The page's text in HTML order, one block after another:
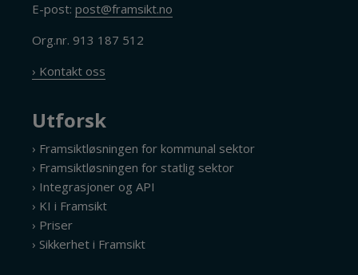
E-post:post@framsikt.no
Org.nr. 913 187 512
› Kontakt oss
Utforsk
› Framsiktløsningen for kommunal sektor
› Framsiktløsningen for statlig sektor
› Integrasjoner og API
› KI i Framsikt
› Priser
› Sikkerhet i Framsikt